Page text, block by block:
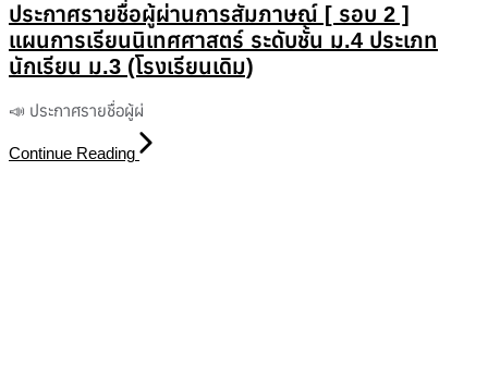
ประกาศรายชื่อผู้ผ่านการสัมภาษณ์ [ รอบ 2 ]
แผนการเรียนนิเทศศาสตร์ ระดับชั้น ม.4 ประเภท
นักเรียน ม.3 (โรงเรียนเดิม)
📣 ประกาศรายชื่อผู้ผ่
Continue Reading